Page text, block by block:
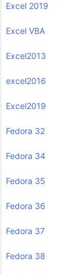
Excel 2019
Excel VBA
Excel2013
excel2016
Excel2019
Fedora 32
Fedora 34
Fedora 35
Fedora 36
Fedora 37
Fedora 38